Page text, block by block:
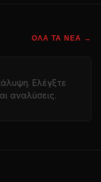
ΌΛΑ ΤΑ ΝΈΑ →
Ελέγξτε
αναλύσεις.